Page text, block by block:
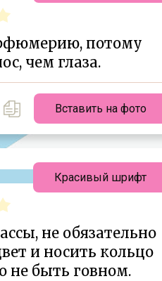
потому
чем глаза.
Вставить на фото
не обязательно
и носить кольцо
не быть говном.
Красивый шрифт